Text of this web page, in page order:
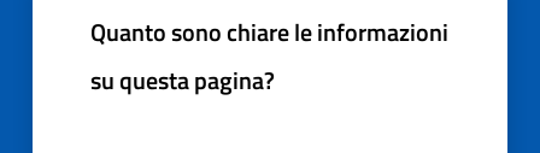
Quanto sono chiare le informazioni
su questa pagina?